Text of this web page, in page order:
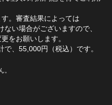
。審査結果によっては
ない場合がございますので、
をお願いします。
で、55,000円（税込）です。
。